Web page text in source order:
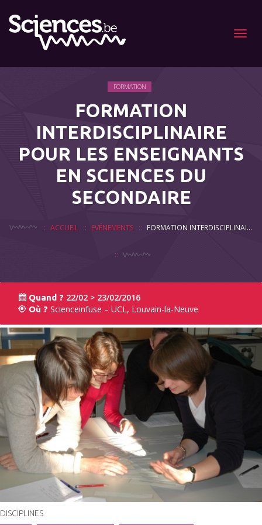
Menu
FORMATION
FORMATION
INTERDISCIPLINAIRE
POUR LES ENSEIGNANTS
EN SCIENCES DU
SECONDAIRE
ACCUEIL EVÉNEMENTS FORMATION INTERDISCIPLINAIRE POUR LES ENSEIGNANTS EN SCIENCES DU SECONDAIRE
Quand ? 22/02 > 23/02/2016
Où ? Scienceinfuse – UCL, Louvain-la-Neuve
DISCIPLINES